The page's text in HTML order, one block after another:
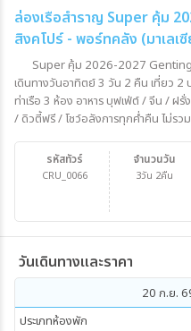
ล่องเรือสำราญ Super คุ้ม
สิงคโปร์ - พอร์ทคลัง (มาเลเ
Super คุ้ม 2026-2027 Genting
เดินทางวันอาทิตย์ 3 วัน 2 คืน เที่ยว 2
ท่าเรือ 3 ห้อง อาหาร บุฟเฟ่ต์ / จีน / ฝ
/ ดิวตี้ฟรี / โชว์อลังการทุกค่ำคืน ไม่ร
รหัสทัวร์
CRU_0066
จำนวนวัน
3วัน 2คืน
วันเดินทางและราคา
20 ก.ย.
ประเภทห้องพัก